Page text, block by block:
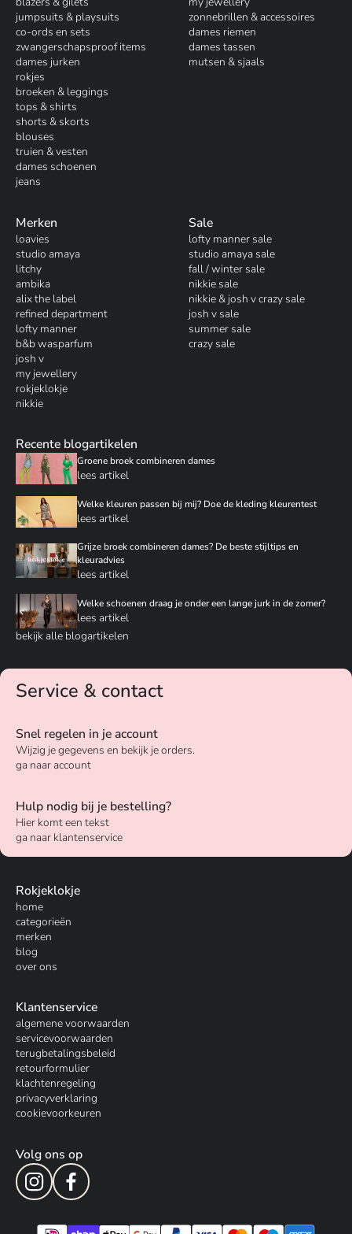
jumpsuits & playsuits
co-ords en sets
zwangerschapsproof items
dames jurken
rokjes
broeken & leggings
tops & shirts
shorts & skorts
blouses
truien & vesten
dames schoenen
jeans
zonnebrillen & accessoires
dames riemen
dames tassen
mutsen & sjaals
Merken
loavies
studio amaya
litchy
ambika
alix the label
refined department
lofty manner
b&b wasparfum
josh v
my jewellery
rokjeklokje
nikkie
Sale
lofty manner sale
studio amaya sale
fall / winter sale
nikkie sale
nikkie & josh v crazy sale
josh v sale
summer sale
crazy sale
Recente blogartikelen
Groene broek combineren dames
lees artikel
Welke kleuren passen bij mij? Doe de kleding kleurentest
lees artikel
Grijze broek combineren dames? De beste stijltips en
kleuradvies
lees artikel
Welke schoenen draag je onder een lange jurk in de zomer?
lees artikel
bekijk alle blogartikelen
Service & contact
Snel regelen in je account
Wijzig je gegevens en bekijk je orders.
ga naar account
Hulp nodig bij je bestelling?
Hier komt een tekst
ga naar klantenservice
Rokjeklokje
home
categorieën
merken
blog
over ons
Klantenservice
algemene voorwaarden
servicevoorwaarden
terugbetalingsbeleid
retourformulier
klachtenregeling
privacyverklaring
cookievoorkeuren
Volg ons op